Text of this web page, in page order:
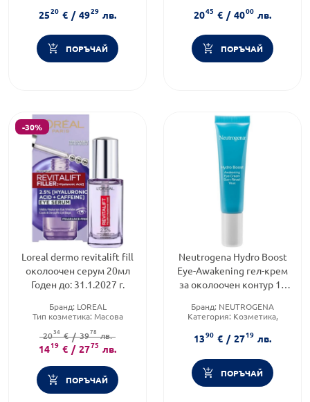
Форма на продукта:крем
2520 € / 4929 лв.
ПОРЪЧАЙ
Тип козметика:
Дермокозметика
2045 € / 4000 лв.
ПОРЪЧАЙ
-30%
Loreal dermo revitalift fill
околоочен серум 20мл
Годен до: 31.1.2027 г.
Бранд: LOREAL
Тип козметика: Масова
Форма на продукта:серум
2034€ / 3978 лв.
1419 € / 2775 лв.
ПОРЪЧАЙ
Neutrogena Hydro Boost
Еye-Аwakening гел-крем
за околоочен контур 15
Бранд: NEUTROGENA
Категория: Козметика,
Тип козметика:
Дермокозметика
1390 € / 2719 лв.
ПОРЪЧАЙ